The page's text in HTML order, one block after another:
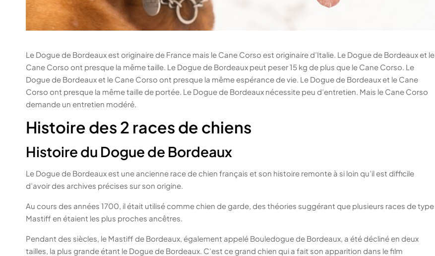
Le Dogue de Bordeaux est originaire de France mais le Cane Corso est originaire d’Italie. Le Dogue de Bordeaux et le
Cane Corso ont presque la même taille. Le Dogue de Bordeaux peut peser 15 kg de plus que le Cane Corso. Le
Dogue de Bordeaux et le Cane Corso ont presque la même espérance de vie. Le Dogue de Bordeaux et le Cane
Corso ont presque la même taille de portée. Le Dogue de Bordeaux nécessite peu d’entretien. Mais le Cane Corso
demande un entretien modéré.
Histoire des 2 races de chiens
Histoire du Dogue de Bordeaux
Le Dogue de Bordeaux est une ancienne race de chien français et son histoire remonte à si loin qu’il est difficile
d’avoir des archives précises sur son origine.
Au cours des années 1700, il était utilisé comme chien de garde, des théories suggérant que plusieurs races de type
Mastiff en étaient les plus proches ancêtres.
Pendant des siècles, le Mastiff de Bordeaux, également appelé Bouledogue de Bordeaux, a été décliné en deux
tailles, la plus grande étant le Dogue de Bordeaux. C’est ce grand chien qui a fait son apparition dans le film